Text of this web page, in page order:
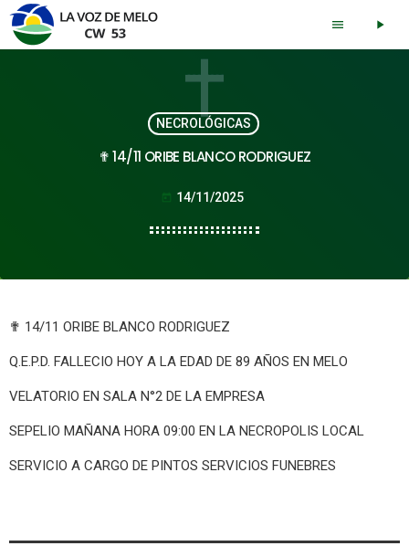
menu play_arrow
NECROLÓGICAS
✟ 14/11 ORIBE BLANCO RODRIGUEZ
today 14/11/2025
✟ 14/11 ORIBE BLANCO RODRIGUEZ
Q.E.P.D. FALLECIO HOY A LA EDAD DE 89 AÑOS EN MELO
VELATORIO EN SALA N°2 DE LA EMPRESA
SEPELIO MAÑANA HORA 09:00 EN LA NECROPOLIS LOCAL
SERVICIO A CARGO DE PINTOS SERVICIOS FUNEBRES